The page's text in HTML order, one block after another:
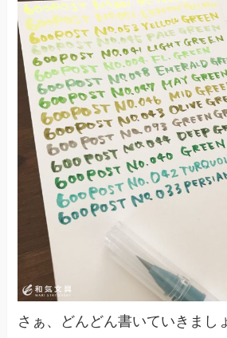
さぁ、どんどん書いていきまし